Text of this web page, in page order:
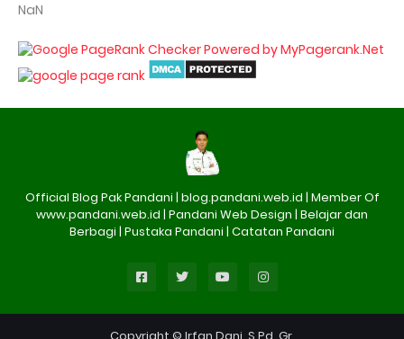
NaN
Official Blog Pak Pandani | blog.pandani.web.id | Member Of
www.pandani.web.id | Pandani Web Design | Belajar dan
Berbagi | Pustaka Pandani | Catatan Pandani